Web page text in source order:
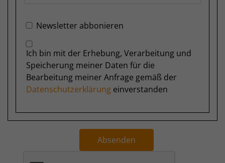
Newsletter abbonieren
Ich bin mit der Erhebung, Verarbeitung und
Speicherung meiner Daten für die
Bearbeitung meiner Anfrage gemäß der
Datenschutzerklärung einverstanden
Absenden